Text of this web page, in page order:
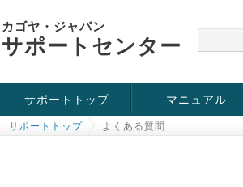
カゴヤ・ジャパン
サポートセンター
サポートトップ
お役立ち情報
チュートリアル
障害・メンテナンス情報
マニュアル
サポートトップ よくある質問